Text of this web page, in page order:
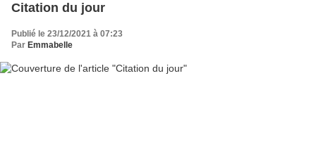
Citation du jour
Publié le 23/12/2021 à 07:23
Par Emmabelle